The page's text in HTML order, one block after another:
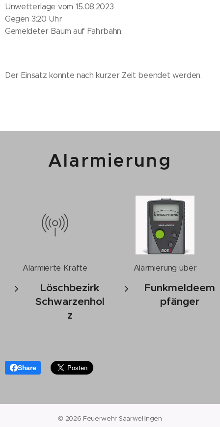
Unwetterlage vom 15.08.2023
Gegen 3:20 Uhr
Gemeldeter Baum auf Fahrbahn.
Der Einsatz konnte nach kurzer Zeit beendet werden.
Alarmierung
Alarmierte Kräfte
Löschbezirk
Schwarzenhol
z
Alarmierung über
Funkmeldeem
pfänger
Share
© 2026 Feuerwehr Saarwellingen